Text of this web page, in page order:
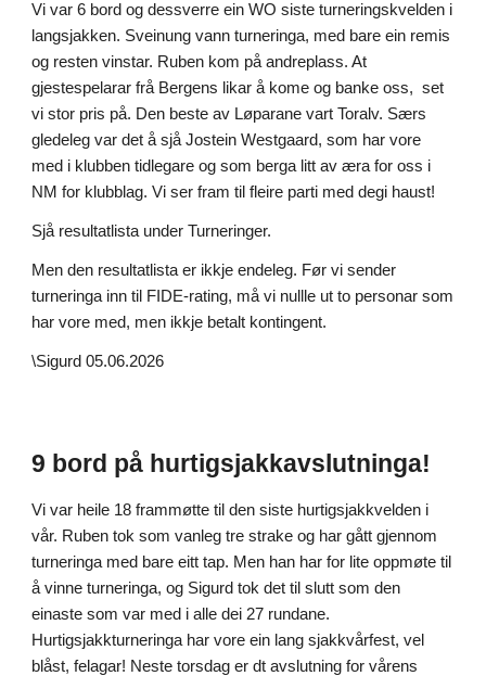
Vi var 6 bord og dessverre ein WO siste turneringskvelden i
langsjakken. Sveinung vann turneringa, med bare ein remis
og resten vinstar. Ruben kom på andreplass. At
gjestespelarar frå Bergens likar å kome og banke oss, set
vi stor pris på. Den beste av Løparane vart Toralv. Særs
gledeleg var det å sjå Jostein Westgaard, som har vore
med i klubben tidlegare og som berga litt av æra for oss i
NM for klubblag. Vi ser fram til fleire parti med degi haust!
Sjå resultatlista under Turneringer.
Men den resultatlista er ikkje endeleg. Før vi sender
turneringa inn til FIDE-rating, må vi nullle ut to personar som
har vore med, men ikkje betalt kontingent.
\Sigurd 05.06.2026
9 bord på hurtigsjakkavslutninga!
Vi var heile 18 frammøtte til den siste hurtigsjakkvelden i
vår. Ruben tok som vanleg tre strake og har gått gjennom
turneringa med bare eitt tap. Men han har for lite oppmøte til
å vinne turneringa, og Sigurd tok det til slutt som den
einaste som var med i alle dei 27 rundane.
Hurtigsjakkturneringa har vore ein lang sjakkvårfest, vel
blåst, felagar! Neste torsdag er dt avslutning for vårens